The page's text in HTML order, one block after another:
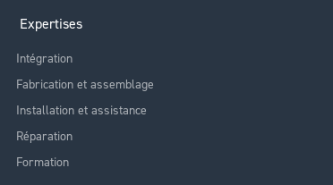
Expertises
Intégration
Fabrication et assemblage
Installation et assistance
Réparation
Formation